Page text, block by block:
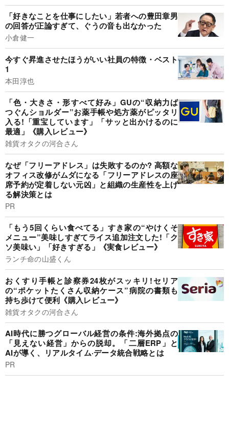
「好きなことを仕事にしたい」若者への豊田章男
の回答が正論すぎて、ぐうの音も出なかった
小倉健一
今すぐ昇進させたほうがいい社員の特徴・ベスト
1
本田淳也
「色・大きさ・形すべて好み」GUの“収納力ば
つぐんショルダー”お薬手帳や処方薬がピッタリ
入る!「重宝しています」「サッと出かけるのに
最適」《購入レビュー》
雑貨オタクの河合さん
なぜ「フリーアドレス」は失敗するのか? 高額な
オフィス改修がムダになる「フリーアドレスの座
席予約が定着しない元凶」と組織の生産性を上げ
る解決策とは
PR
「もう5回くらい食べてる」すき家の“やけくそ
メニュー”美味しすぎてライス追加注文した!「ク
ソ美味い」「好きすぎる」《実食レビュー》
ランチ命の山盛くん
おくすり手帳と診察券24枚がスッキリ!セリア
の“ポケットたくさん収納ケース”病院の書類も
持ち歩けて便利《購入レビュー》
雑貨オタクの河合さん
AI時代に勝つグローバル経営の条件:海外拠点の
「見えない経営」からの脱却。「二層ERP」と
AIが導く、リアルタイム·データ統合戦略とは
PR